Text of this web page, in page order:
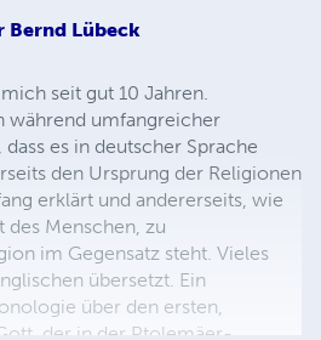
Bernd Lübeck
seit gut 10 Jahren.
während umfangreicher
es in deutscher Sprache
den Ursprung der Religionen
erklärt und andererseits, wie
des Menschen, zu
im Gegensatz steht. Vieles
übersetzt. Ein
über den ersten,
der in der Ptolemäer-